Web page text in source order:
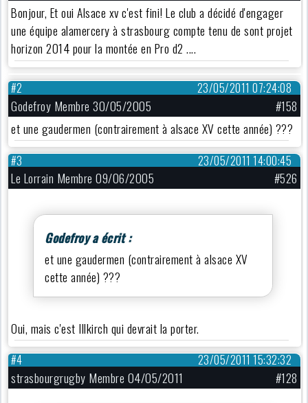
Bonjour, Et oui Alsace xv c'est fini! Le club a décidé d'engager
une équipe alamercery à strasbourg compte tenu de sont projet
horizon 2014 pour la montée en Pro d2 ....
23/05/2011 07:24:08
#2
Godefroy Membre 30/05/2005
#158
et une gaudermen (contrairement à alsace XV cette année) ???
23/05/2011 14:00:45
#3
Le Lorrain Membre 09/06/2005 #526
Godefroy a écrit :
et une gaudermen (contrairement à alsace XV
cette année) ???
Oui, mais c'est Illkirch qui devrait la porter.
23/05/2011 15:32:32
#4
strasbourgrugby Membre 04/05/2011 #128